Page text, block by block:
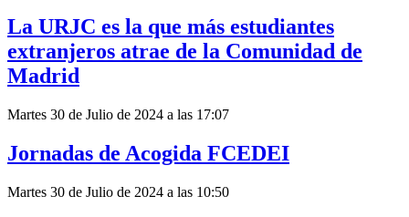
La URJC es la que más estudiantes
extranjeros atrae de la Comunidad de
Madrid
Martes 30 de Julio de 2024 a las 17:07
Jornadas de Acogida FCEDEI
Martes 30 de Julio de 2024 a las 10:50